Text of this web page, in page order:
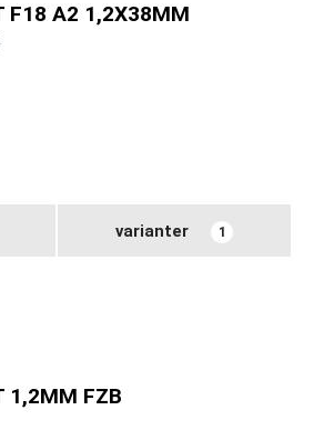
F18 A2 1,2X38MM
varianter 1
1,2MM FZB
Hover